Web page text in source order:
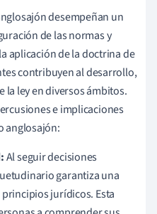
desempeñan un
de las normas y
aplicación de la doctrina de
contribuyen al desarrollo,
ley en diversos ámbitos.
e implicaciones
anglosajón:
Al seguir decisiones
garantiza una
jurídicos. Esta